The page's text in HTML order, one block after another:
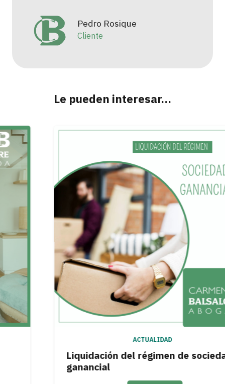
Pedro Rosique
Cliente
Le pueden interesar…
Liquidación del régimen de sociedad
ganancial